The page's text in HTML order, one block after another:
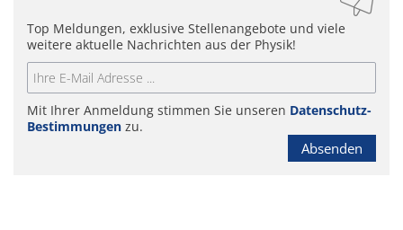
Top Meldungen, exklusive Stellenangebote und viele
weitere aktuelle Nachrichten aus der Physik!
Mit Ihrer Anmeldung stimmen Sie unseren Datenschutz-
Bestimmungen zu.
Absenden